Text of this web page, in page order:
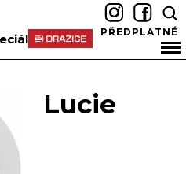
PŘEDPLATNÉ
Lucie